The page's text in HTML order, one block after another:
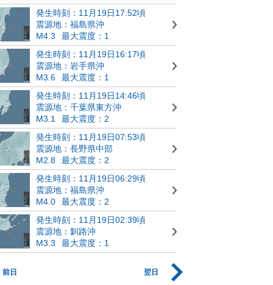
発生時刻：11月19日17:52頃
震源地：福島県沖
M4.3
最大震度：1
発生時刻：11月19日16:17頃
震源地：岩手県沖
M3.6
最大震度：1
発生時刻：11月19日14:46頃
震源地：千葉県東方沖
M3.1
最大震度：2
発生時刻：11月19日07:53頃
震源地：長野県中部
M2.8
最大震度：2
発生時刻：11月19日06:29頃
震源地：福島県沖
M4.0
最大震度：2
発生時刻：11月19日02:39頃
震源地：釧路沖
M3.3
最大震度：1
前日 翌日